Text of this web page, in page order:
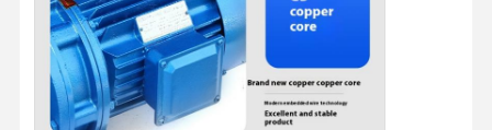
Tous Les Cas
Causez
Maintenant